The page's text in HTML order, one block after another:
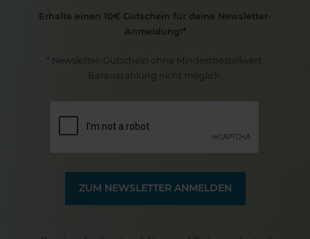
Erhalte einen 10€ Gutschein für deine Newsletter-
Anmeldung!*
* Newsletter-Gutschein ohne Mindestbestellwert.
Barauszahlung nicht möglich.